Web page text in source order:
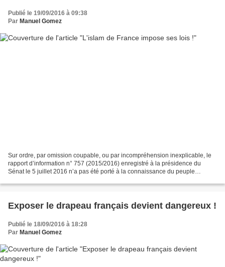
Publié le 19/09/2016 à 09:38
Par Manuel Gomez
Sur ordre, par omission coupable, ou par incompréhension inexplicable, le
rapport d’information n° 757 (2015/2016) enregistré à la présidence du
Sénat le 5 juillet 2016 n’a pas été porté à la connaissance du peuple
Exposer le drapeau français devient dangereux !
Publié le 18/09/2016 à 18:28
Par Manuel Gomez